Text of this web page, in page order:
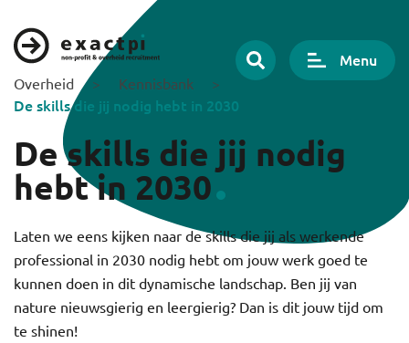
Menu
Overheid > Kennisbank >
De skills die jij nodig hebt in 2030
De skills die jij nodig
hebt in 2030
Laten we eens kijken naar de skills die jij als werkende
professional in 2030 nodig hebt om jouw werk goed te
kunnen doen in dit dynamische landschap. Ben jij van
nature nieuwsgierig en leergierig? Dan is dit jouw tijd om
te shinen!